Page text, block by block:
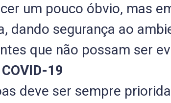
um pouco óbvio, mas
dando segurança ao
que não possam ser
19
deve ser sempre